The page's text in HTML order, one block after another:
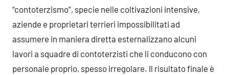
“contoterzismo”, specie nelle coltivazioni intensive,
aziende e proprietari terrieri impossibilitati ad
assumere in maniera diretta esternalizzano alcuni
lavori a squadre di contoterzisti che li conducono con
personale proprio, spesso irregolare. Il risultato finale è